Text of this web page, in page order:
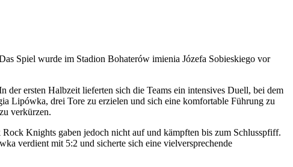
Spiel wurde im Stadion Bohaterów imienia Józefa Sobieskiego vor
ersten Halbzeit lieferten sich die Teams ein intensives Duell, bei dem
Lipówka, drei Tore zu erzielen und sich eine komfortable Führung zu
verkürzen.
Knights gaben jedoch nicht auf und kämpften bis zum Schlusspfiff.
verdient mit 5:2 und sicherte sich eine vielversprechende